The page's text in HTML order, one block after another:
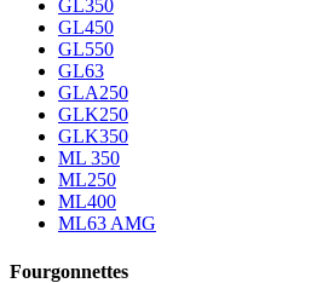
GL350
GL450
GL550
GL63
GLA250
GLK250
GLK350
ML 350
ML250
ML400
ML63 AMG
Fourgonnettes